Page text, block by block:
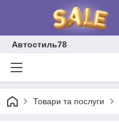
Автостиль78
Товари та послуги